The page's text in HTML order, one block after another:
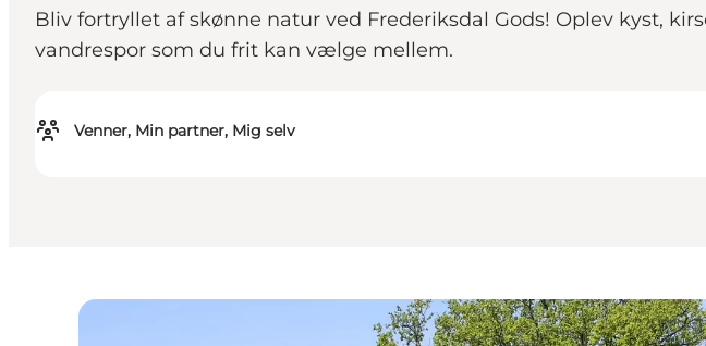
Bliv fortryllet af skønne natur ved Frederiksdal Gods! Oplev kyst,
vandrespor som du frit kan vælge mellem.
Venner, Min partner, Mig selv